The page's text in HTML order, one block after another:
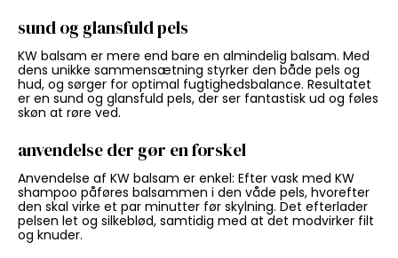
sund og glansfuld pels
KW balsam er mere end bare en almindelig balsam. Med
dens unikke sammensætning styrker den både pels og
hud, og sørger for optimal fugtighedsbalance. Resultatet
er en sund og glansfuld pels, der ser fantastisk ud og føles
skøn at røre ved.
anvendelse der gør en forskel
Anvendelse af KW balsam er enkel: Efter vask med KW
shampoo påføres balsammen i den våde pels, hvorefter
den skal virke et par minutter før skylning. Det efterlader
pelsen let og silkeblød, samtidig med at det modvirker filt
og knuder.